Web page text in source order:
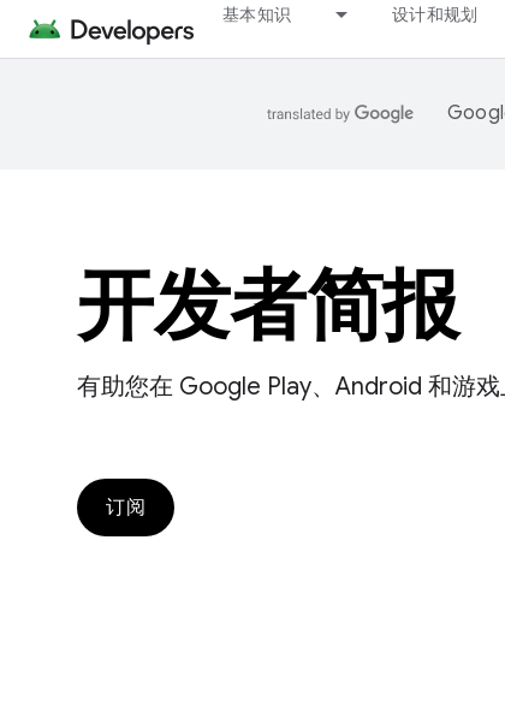
基本知识 设计和规划
开发者简报
有助您在 Google Play、Android 和游
订阅